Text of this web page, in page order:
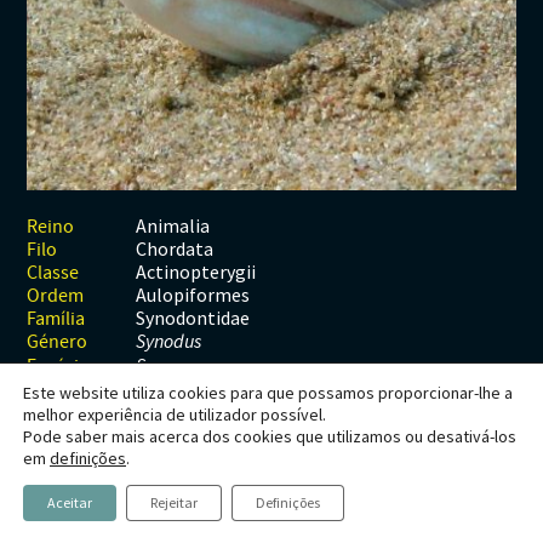
Reino
Animalia
Filo
Chordata
Classe
Actinopterygii
Ordem
Aulopiformes
Família
Synodontidae
Género
Synodus
Espécie S.saurus
Synodus saurus
Este website utiliza cookies para que possamos proporcionar-lhe a
melhor experiência de utilizador possível.
Pode saber mais acerca dos cookies que utilizamos ou desativá-los
em definições.
Aceitar Rejeitar Definições
ContactosArtrópodes
Aracnídeos
Crustáceos
Diplópodes
Cnidários
Cordados
Anfíbios
Tunicados
Equinodermes
Angiospérmicas
Briófitas
Gimnospérmicas
Pteridófitas
Fungos
Ascomicetes
Basidiomicetes
Anelídeos
Artrópodes
Braquiópodes
Cnidários
Peixes
Répteis
Plantas
Gimnospérmicas
Pteridófitas
Chromista
Glossário
Revista Naturae digital
Financiamento